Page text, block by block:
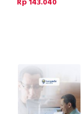
Rp 143.040